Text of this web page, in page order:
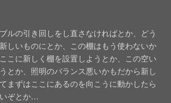
ルの引き回しをし直さなければとか、どう
しいものにとか、この棚はもう使わないか
こに新しく棚を設置しようとか、この空い
とか、照明のバランス悪いかもだから新し
まずはここにあるのを向こうに動かしたら
ぞとか…